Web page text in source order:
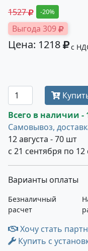
1527 -20%
Выгода 309
Цена: 1218 с
Всего в наличии -
Самовывоз,
12 августа - 70 шт
с 21 сентября по
Варианты оплаты
Безналичный
расчет
Хочу стать
Купить с